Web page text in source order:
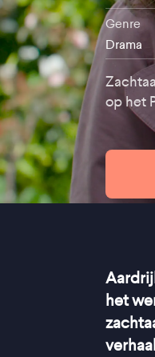
Genre
Drama
op het
het